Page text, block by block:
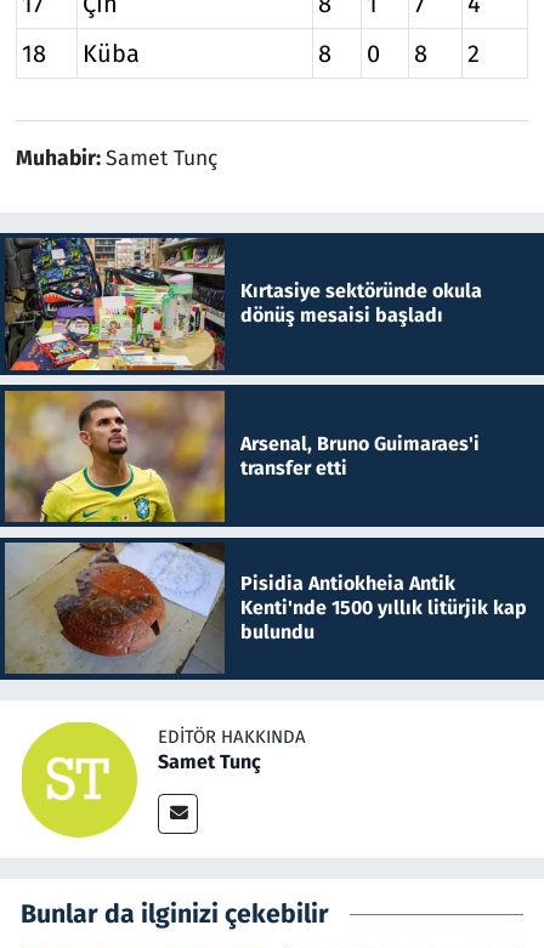
18
Küba 8 0 8 2
Muhabir:Samet Tunç
Kırtasiye sektöründe okula
dönüş mesaisi başladı
Arsenal, Bruno Guimaraes'i
transfer etti
Pisidia Antiokheia Antik
Kenti'nde 1500 yıllık litürjik kap
bulundu
EDITÖR HAKKINDA
Samet Tunç
Bunlar da ilginizi çekebilir